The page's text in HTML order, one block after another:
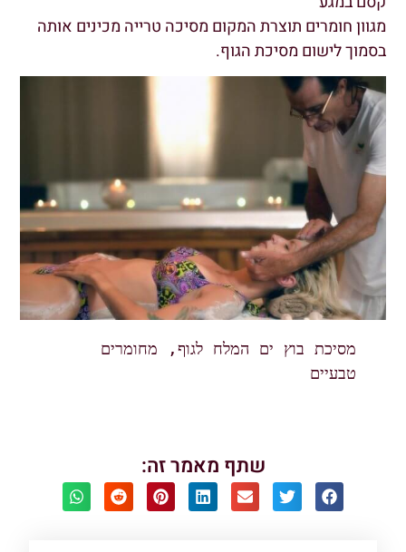
מגוון חומרים תוצרת המקום מסיכה טרייה מכינים אותה
בסמוך לישום מסיכת הגוף.
טבעיים
שתף מאמר זה: